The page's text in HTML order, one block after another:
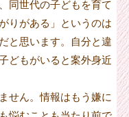
同世代の子どもを育て
りがある」というのは
と思います。自分と違
どもがいると案外身近
せん。情報はもう嫌に